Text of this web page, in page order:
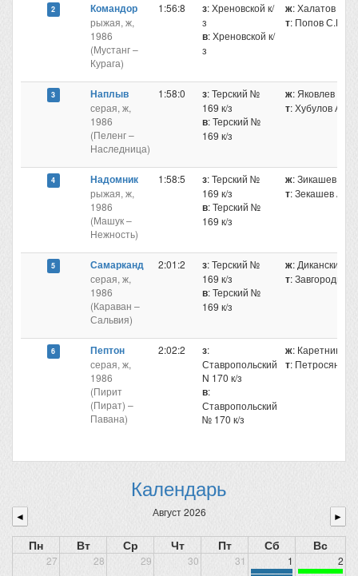
Командор
рыжая, ж,
1986
(Мустанг –
Курага)
1:56:8 з: Хреновской к/
в: Хреновской к/
ж: Халатов
т : Попов С.П.
Наплыв
серая, ж,
1986
(Пеленг –
Наследница)
1:58:0 з: Терский №
169 к/з
в: Терский №
169 к/з
ж: Яковлев
т: Хубулов А.В.
Надомник
рыжая, ж,
1986
(Машук –
Нежность)
1:58:5 з: Терский №
169 к/з
в: Терский №
169 к/з
ж: Зикашев
т: Зекашев
Самарканд
серая, ж,
1986
(Караван –
Сальвия)
2:01:2 з: Терский №
169 к/з
в: Терский №
169 к/з
ж: Диканский
т:
Пептон
серая, ж,
1986
(Пирит
(Пират) –
Павана)
2:02:2 з
Ставропольский
N 170 к/з
в
Ставропольский
№ 170 к/з
ж :
т : Петросянц
Календарь
◄ Август 2026 ►
Пн Вт Ср Чт Пт Сб Вс
27 28 29 30 31 1 2